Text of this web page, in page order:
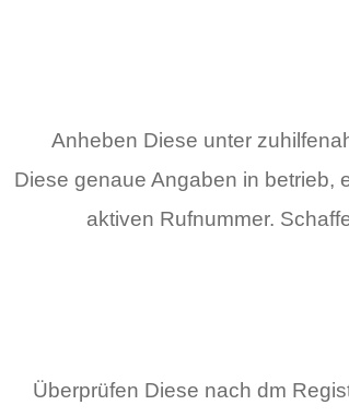
Anheben Diese unter
Diese genaue Angaben in betrieb,
aktiven Rufnummer.
Überprüfen Diese nach dm